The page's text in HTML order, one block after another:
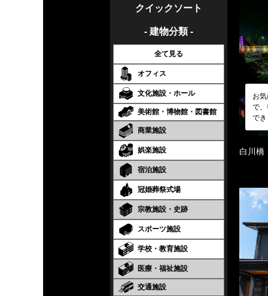
クイックソート
- 建物分類 -
全て見る
オフィス
文化施設・ホール
美術館・博物館・図書館
商業施設
娯楽施設
宿泊施設
冠婚葬祭式場
宗教施設・史跡
スポーツ施設
学校・教育施設
医療・福祉施設
交通施設
お
で
で
白川橋